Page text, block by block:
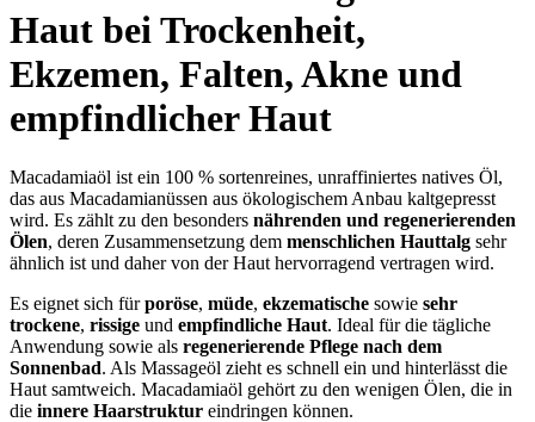
Haut beiTrockenheit,
Ekzemen, Falten,Akne und
empfindlicher Haut
Macadamiaöl ist ein 100 % sortenreines, unraffiniertes natives Öl,
das aus Macadamianüssen aus ökologischem Anbau kaltgepresst
wird. Es zählt zu den besonders nährenden und regenerierenden
Ölen, deren Zusammensetzung dem menschlichen Hauttalg sehr
ähnlich ist und daher von der Haut hervorragend vertragen wird.
Es eignet sich fürporöse, müde, ekzematische sowie sehr
trockene, rissige und empfindliche Haut. Ideal für die tägliche
Anwendung sowie als regenerierende Pflege nach dem
Sonnenbad. Als Massageöl zieht es schnell ein und hinterlässt die
Haut samtweich. Macadamiaöl gehört zu den wenigen Ölen, die in
die innere Haarstruktur eindringen können.